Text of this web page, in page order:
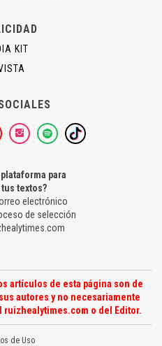
KIT
para
textos?
electrónico
de selección
artículos de esta página son de
autores y no necesariamente
o del Editor.
de Uso